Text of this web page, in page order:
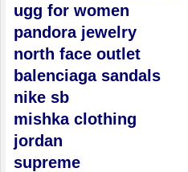
ugg for women
pandora jewelry
north face outlet
balenciaga sandals
nike sb
mishka clothing
jordan
supreme